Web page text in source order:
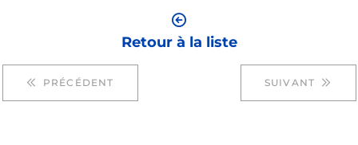
PRÉCÉDENT
Retour à la liste
SUIVANT